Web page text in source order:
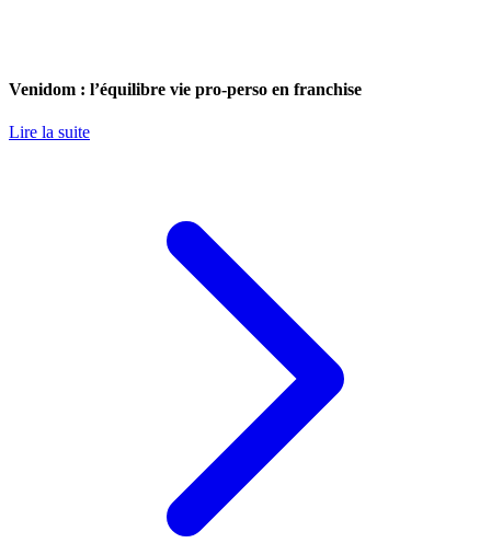
Venidom : l’équilibre vie pro-perso en franchise
Lire la suite